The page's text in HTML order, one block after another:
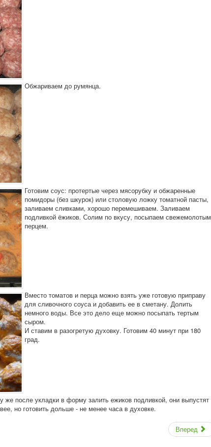
Обжариваем до румянца.
Готовим соус: протертые через мясорубку и обжаренные
помидоры (без шкурок) или столовую ложку томатной пасты,
заливаем сливками, хорошо перемешиваем. Заливаем
подливкой ёжиков. Солим по вкусу, посыпаем свежемолотым
перцем.
Вместо томатов и перца можно взять уже готовую приправу
для сливочного соуса и добавить ее в сметану. Долить
немного воды. Все это дело еще можно посыпать тертым
сыром.
И ставим в разогретую духовку. Готовим 40 минут при 180
град.
после укладки в форму залить ежиков подливкой, они выпустят
но готовить дольше - не менее часа в духовке.
Вперед